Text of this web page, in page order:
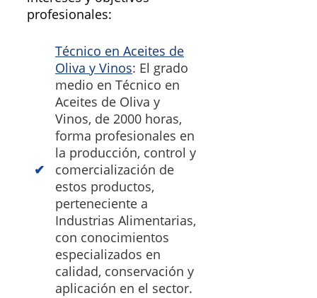
profesionales:
Técnico en Aceites de
Oliva y Vinos: El grado
medio en Técnico en
Aceites de Oliva y
Vinos, de 2000 horas,
forma profesionales en
la producción, control y
comercialización de
estos productos,
perteneciente a
Industrias Alimentarias,
con conocimientos
especializados en
calidad, conservación y
aplicación en el sector.